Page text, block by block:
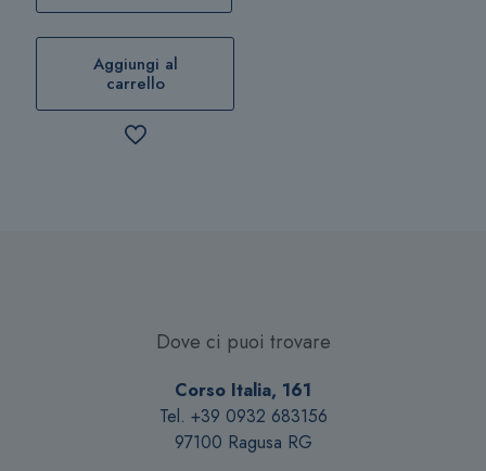
Aggiungi al
carrello
Dove ci puoi trovare
Corso Italia, 161
Tel. +39 0932 683156
97100 Ragusa RG